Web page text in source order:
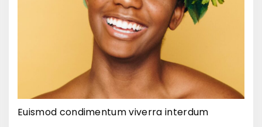
Euismod condimentum viverra interdum